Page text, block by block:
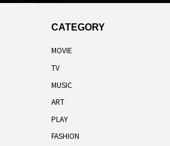
CATEGORY
MOVIE
TV
MUSIC
ART
PLAY
FASHION